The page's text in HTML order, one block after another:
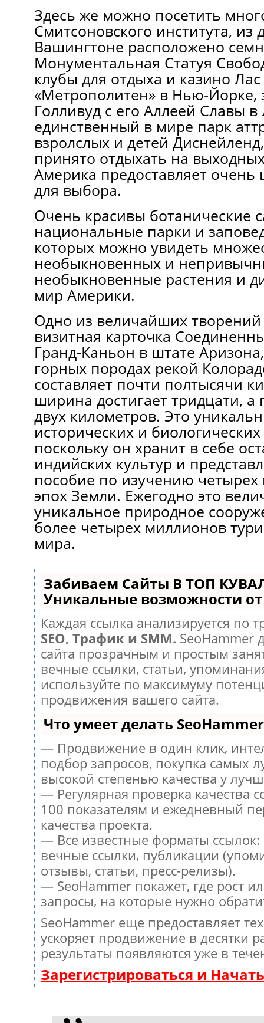
Здесь же можно посетить
Смитсоновского института, из
Вашингтоне расположено
Монументальная Статуя
клубы для отдыха и казино Лас
«Метрополитен» в Нью-Йорке,
Голливуд с его Аллеей Славы
единственный в мире парк
взролслых и детей
принято отдыхать на
Америка предоставляет
для выбора.
Очень красивы ботанические
национальные парки и
которых можно увидеть
необыкновенных и
необыкновенные растения и
мир Америки.
Одно из величайших
визитная карточка
Гранд-Каньон в штате
горных породах рекой
составляет почти полтысячи
ширина достигает тридцати,
двух километров. Это
исторических и
поскольку он хранит в себе
индийских культур и
пособие по изучению четырех
эпох Земли. Ежегодно это
уникальное природное
более четырех миллионов
мира.
Забиваем Сайты В ТОП
Уникальные возможности от
Каждая ссылка анализируется по
SEO, Трафик и SMM. SeoHammer
сайта прозрачным и простым
вечные ссылки, статьи,
используйте по максимуму
продвижения вашего сайта.
Что умеет делать SeoHammer
— Продвижение в один клик,
подбор запросов, покупка самых
высокой степенью качества у
— Регулярная проверка качества
100 показателям и ежедневный
качества проекта.
— Все известные форматы
вечные ссылки, публикации
отзывы, статьи, пресс-релизы).
— SeoHammer покажет, где рост
запросы, на которые нужно
SeoHammer еще предоставляет
ускоряет продвижение в десятки
результаты появляются уже в
Зарегистрироваться и